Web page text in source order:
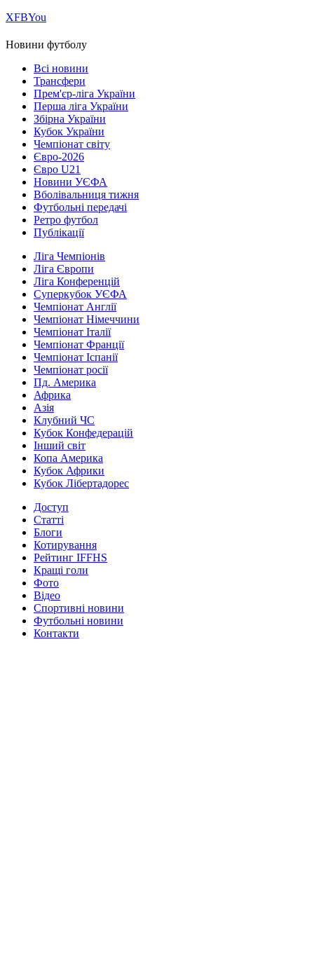
ХFBYou
Новини футболу
Всі новини
Трансфери
Прем'єр-ліга України
Перша ліга України
Збірна України
Кубок України
Чемпіонат світу
Євро-2026
Євро U21
Новини УЄФА
Вболівальниця тижня
Футбольні передачі
Ретро футбол
Публікації
Ліга Чемпіонів
Ліга Європи
Ліга Конференцій
Суперкубок УЄФА
Чемпіонат Англії
Чемпіонат Німеччини
Чемпіонат Італії
Чемпіонат Франції
Чемпіонат Іспанії
Чемпіонат росії
Пд. Америка
Африка
Азія
Клубний ЧС
Кубок Конфедерацій
Інший світ
Копа Америка
Кубок Африки
Кубок Лібертадорес
Доступ
Статті
Блоги
Котирування
Рейтинг IFFHS
Кращі голи
Фото
Відео
Спортивні новини
Футбольні новини
Контакти